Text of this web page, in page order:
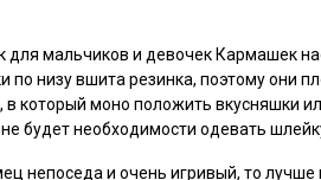
мальчиков и девочек Кармашек
низу вшита резинка, поэтому они
в который моно положить вкусняшки
будет необходимости одевать
непоседа и очень игривый, то